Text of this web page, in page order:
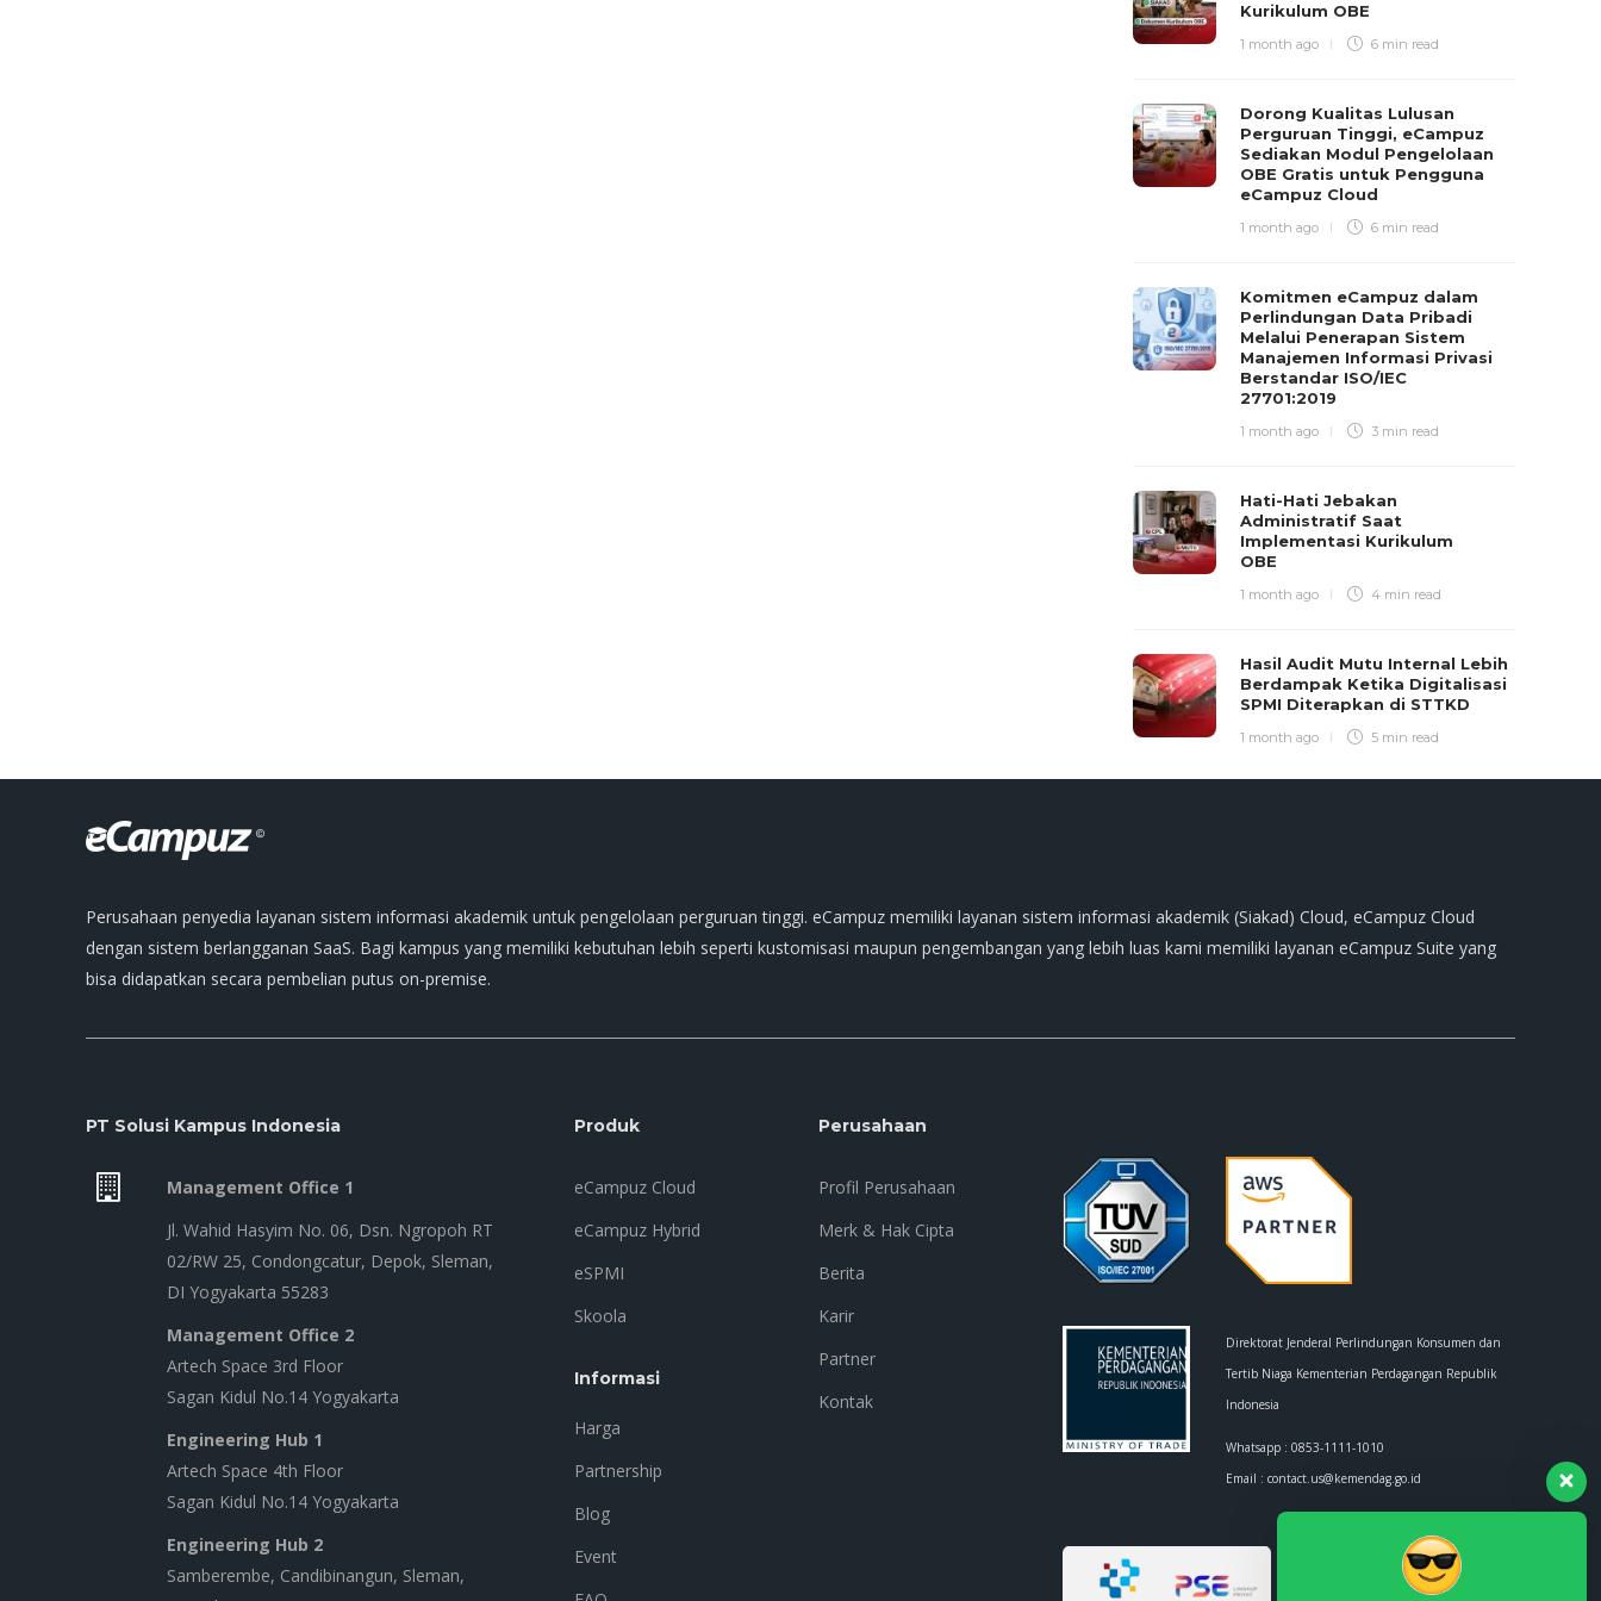
Kurikulum OBE
1 month ago 6 min read
Dorong Kualitas Lulusan
Perguruan Tinggi, eCampuz
Sediakan Modul Pengelolaan
OBE Gratis untuk Pengguna
eCampuz Cloud
1 month ago 6 min read
Komitmen eCampuz dalam
Perlindungan Data Pribadi
Melalui Penerapan Sistem
Manajemen Informasi Privasi
Berstandar ISO/IEC
27701:2019
1 month ago 3 min read
Hati-Hati Jebakan
Administratif Saat
Implementasi Kurikulum
OBE
1 month ago 4 min read
Hasil Audit Mutu Internal Lebih
Berdampak Ketika Digitalisasi
SPMI Diterapkan di STTKD
1 month ago 5 min read
Perusahaan penyedia layanan sistem informasi akademik untuk pengelolaan perguruan tinggi. eCampuz memiliki layanan sistem informasi akademik (Siakad) Cloud, eCampuz Cloud
dengan sistem berlangganan SaaS. Bagi kampus yang memiliki kebutuhan lebih seperti kustomisasi maupun pengembangan yang lebih luas kami memiliki layanan eCampuz Suite yang
bisa didapatkan secara pembelian putus on-premise.
PT Solusi Kampus Indonesia
Management Office 1
Jl. Wahid Hasyim No. 06, Dsn. Ngropoh RT
02/RW 25, Condongcatur, Depok, Sleman,
DI Yogyakarta 55283
Management Office 2
Artech Space 3rd Floor
Sagan Kidul No.14 Yogyakarta
Engineering Hub 1
Artech Space 4th Floor
Sagan Kidul No.14 Yogyakarta
Engineering Hub 2
Samberembe, Candibinangun, Sleman,
Produk
eCampuz Cloud
eCampuz Hybrid
eSPMI
Skoola
Informasi
Harga
Partnership
Blog
Event
Perusahaan
Profil Perusahaan
Merk & Hak Cipta
Berita
Karir
Partner
Kontak
Direktorat Jenderal Perlindungan Konsumen dan
Tertib Niaga Kementerian Perdagangan Republik
Indonesia
Whatsapp : 0853-1111-1010
Email : contact.us@kemendag.go.id
Terdaftar di PSE Komdigi